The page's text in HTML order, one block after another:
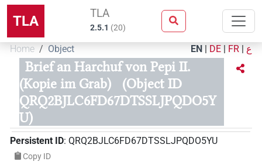
TLA TLA
2.5.1 (20)
Home Object EN | DE | FR | ع
Brief an Harchuf von Pepi II.
(Kopie im Grab)
(Object ID
QRQ2BJLC6FD67DTSSLJPQDO5Y
U)
Persistent ID: QRQ2BJLC6FD67DTSSLJPQDO5YU
Copy ID